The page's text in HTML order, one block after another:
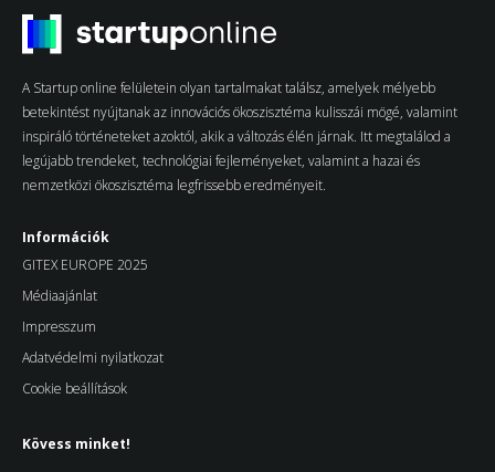
A Startup online felületein olyan tartalmakat találsz, amelyek mélyebb
betekintést nyújtanak az innovációs ökoszisztéma kulisszái mögé, valamint
inspiráló történeteket azoktól, akik a változás élén járnak. Itt megtalálod a
legújabb trendeket, technológiai fejleményeket, valamint a hazai és
nemzetközi ökoszisztéma legfrissebb eredményeit.
Információk
GITEX EUROPE 2025
Médiaajánlat
Impresszum
Adatvédelmi nyilatkozat
Cookie beállítások
Kövess minket!